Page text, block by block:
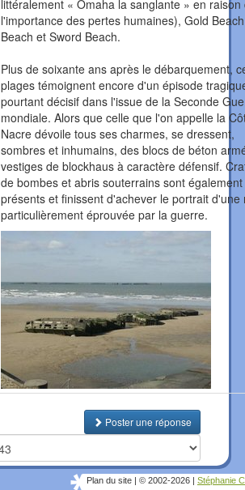
littéralement « Omaha la sanglante » en raison
l'importance des pertes humaines), Gold
Beach et Sword Beach.
Plus de soixante ans après le débarquement,
plages témoignent encore d'un épisode
pourtant décisif dans l'issue de la Seconde
mondiale. Alors que celle que l'on appelle la
Nacre dévoile tous ses charmes, se dressent,
sombres et inhumains, des blocs de béton
vestiges de blockhaus à caractère défensif.
de bombes et abris souterrains sont également
présents et finissent d'achever le portrait d'une
particulièrement éprouvée par la guerre.
Poster une réponse
Plan du site © 2002-2026 Stéphanie C